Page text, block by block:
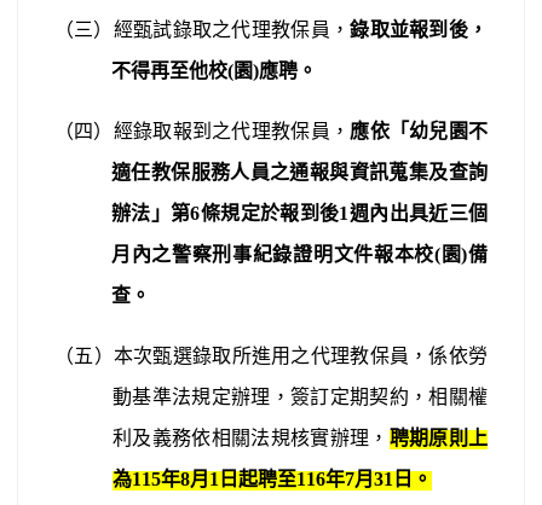
（三）經甄試錄取之代理教保員，錄取並報到後，
不得再至他校(園)應聘。
（四）經錄取報到之代理教保員， 應依「幼兒園不
適任教保服務人員之通報與資訊蒐集及查詢
辦法」第6條規定於報到後1週內出具近三個
月內之警察刑事紀錄證明文件報本校(園)備
查。
（五）本次甄選錄取所進用之代理教保員，係依勞
動基準法規定辦理，簽訂定期契約，相關權
利及義務依相關法規核實辦理， 聘期原則上
為115年8月 1 日起聘至116年7月 31 日。